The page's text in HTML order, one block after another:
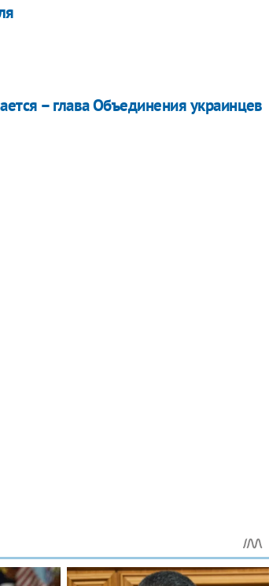
– глава Объединения украинцев